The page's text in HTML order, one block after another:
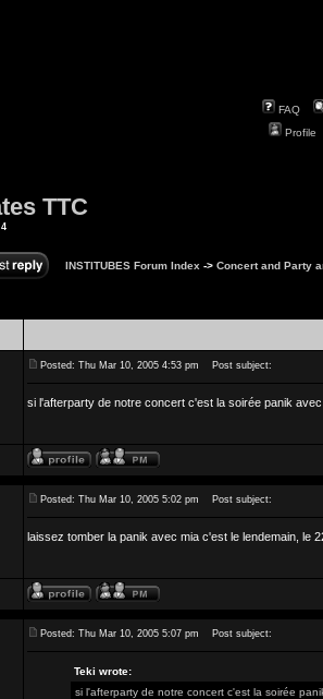
FAQ
Profile
TTC
4
INSTITUBES Forum Index -> Concert and Party
Posted: Thu Mar 10, 2005 4:53 pm Post subject:
si l'afterparty de notre concert c'est la soirée panik
Posted: Thu Mar 10, 2005 5:02 pm Post subject:
laissez tomber la panik avec mia c'est le lendemain, le
Posted: Thu Mar 10, 2005 5:07 pm Post subject:
Teki wrote:
si l'afterparty de notre concert c'est la soirée